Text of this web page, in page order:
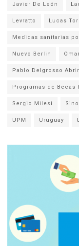
Javier De León
Levratto Lucas
Medidas sanitarias
Nuevo Berlin
Pablo Delgrosso
Programas de Becas
Sergio Milesi
UPM Uruguay